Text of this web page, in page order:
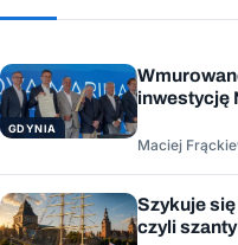
GDYNIA
inwestycję
Maciej
Szykuje
czyli szanty